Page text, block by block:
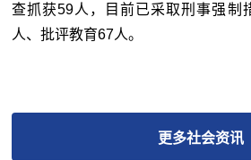
查抓获59人，目前已采取刑事强制
人、批评教育67人。
更多社会资讯